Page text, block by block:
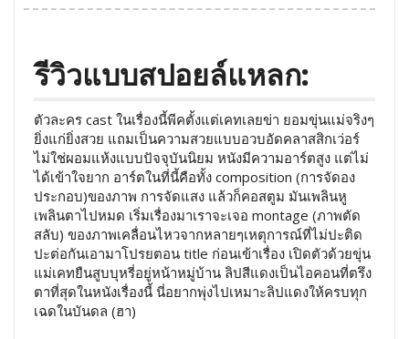
รีวิวแบบสปอยล์แหลก:
ตัวละคร cast ในเรื่องนี้พีคตั้งแต่เคทเลยข่า ยอมขุ่นแม่จริงๆ
ยิ่งแก่ยิ่งสวย แถมเป็นความสวยแบบอวบอัดคลาสสิกเว่อร์
ไม่ใช่ผอมแห้งแบบปัจจุบันนิยม หนังมีความอาร์ตสูง แต่ไม่
ได้เข้าใจยาก อาร์ตในที่นี้คือทั้ง composition (การจัดอง
ประกอบ)ของภาพ การจัดแสง แล้วก็คอสตูม มันเพลินหู
เพลินตาไปหมด เริ่มเรื่องมาเราจะเจอ montage (ภาพตัด
สลับ) ของภาพเคลื่อนไหวจากหลายๆเหตุการณ์ที่ไม่ปะติด
ปะต่อกันเอามาโปรยตอน title ก่อนเข้าเรื่อง เปิดตัวด้วยขุ่น
แม่เคทยืนสูบบุหรี่อยู่หน้าหมู่บ้าน ลิปสีแดงเป็นไอคอนที่ตรึง
ตาที่สุดในหนังเรื่องนี้ นี่อยากพุ่งไปเหมาะลิปแดงให้ครบทุก
เฉดในบันดล (ฮา)